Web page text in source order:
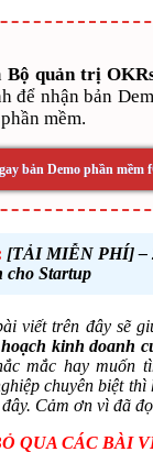
Bộ quản trị
để nhận bản
mềm.
bản Demo phần mềm
[TẢI MIỄN PHÍ] –
cho Startup
viết trên đây sẽ
kinh doanh
mắc hay muốn
chuyên biệt
Cảm ơn vì đã
QUA CÁC BÀI